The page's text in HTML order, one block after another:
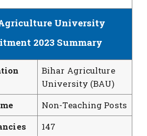
University
2023 Summary
Bihar Agriculture
University (BAU)
Non-Teaching Posts
147